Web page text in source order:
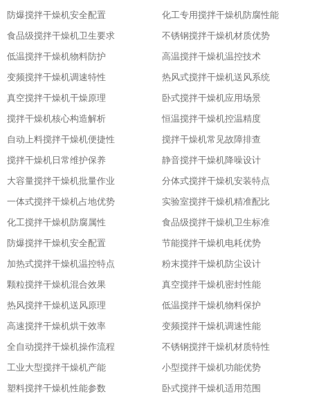
防爆搅拌干燥机安全配置
化工专用搅拌干燥机防腐性能
食品级搅拌干燥机卫生要求
不锈钢搅拌干燥机材质优势
低温搅拌干燥机物料防护
高温搅拌干燥机温控技术
变频搅拌干燥机调速特性
热风式搅拌干燥机送风系统
真空搅拌干燥机干燥原理
卧式搅拌干燥机应用场景
搅拌干燥机核心构造解析
恒温搅拌干燥机控温精度
自动上料搅拌干燥机便捷性
搅拌干燥机常见故障排查
搅拌干燥机日常维护保养
静音搅拌干燥机降噪设计
大容量搅拌干燥机批量作业
分体式搅拌干燥机安装特点
一体式搅拌干燥机占地优势
实验室搅拌干燥机精准配比
化工搅拌干燥机防腐属性
食品级搅拌干燥机卫生标准
防爆搅拌干燥机安全配置
节能搅拌干燥机电耗优势
加热式搅拌干燥机温控特点
粉末搅拌干燥机防尘设计
颗粒搅拌干燥机混合效果
真空搅拌干燥机密封性能
热风搅拌干燥机送风原理
低温搅拌干燥机物料保护
高速搅拌干燥机烘干效率
变频搅拌干燥机调速性能
全自动搅拌干燥机操作流程
不锈钢搅拌干燥机材质特性
工业大型搅拌干燥机产能
小型搅拌干燥机功能优势
塑料搅拌干燥机性能参数
卧式搅拌干燥机适用范围